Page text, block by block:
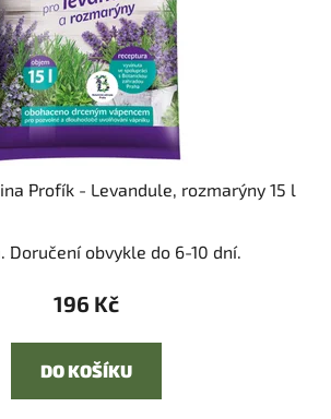
Profík - Levandule, rozmarýny 15 l
Doručení obvykle do 6-10 dní.
196 Kč
DO KOŠÍKU